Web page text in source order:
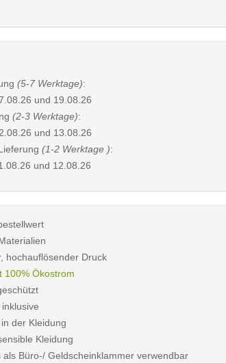
(5-7 Werktage):
und 19.08.26
(2-3 Werktage):
und 13.08.26
(1-2 Werktage ):
und 12.08.26
hochauflösender Druck
100% Ökostrom
der Kleidung
Kleidung
als Büro-/ Geldscheinklammer verwendbar